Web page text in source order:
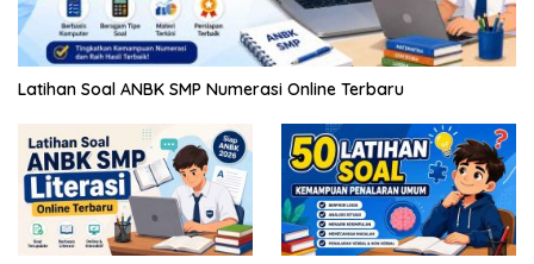
Latihan Soal ANBK SMP Numerasi Online Terbaru